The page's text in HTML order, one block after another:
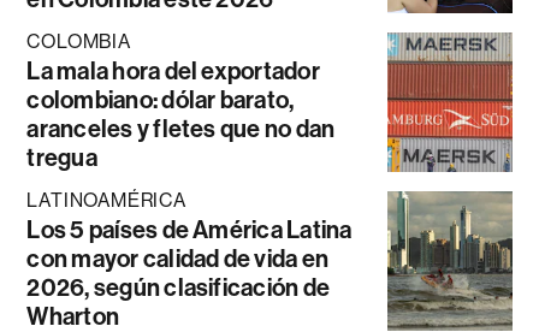
COLOMBIA
La mala hora del exportador
colombiano: dólar barato,
aranceles y fletes que no dan
tregua
LATINOAMÉRICA
Los 5 países de América Latina
con mayor calidad de vida en
2026, según clasificación de
Wharton